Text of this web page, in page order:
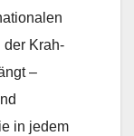
der Krah-
–
in jedem